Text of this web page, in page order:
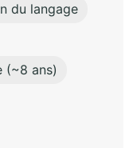
du langage
(~8 ans)